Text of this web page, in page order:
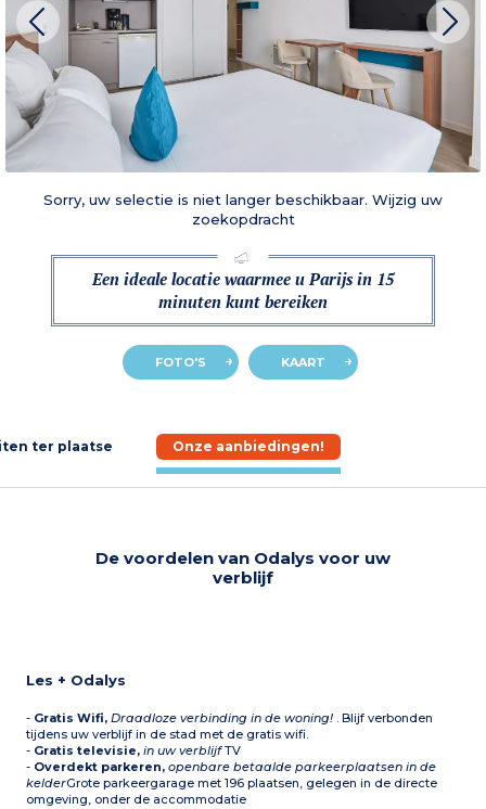
Sorry, uw selectie is niet langer beschikbaar. Wijzig uw
zoekopdracht
Een ideale locatie waarmee u Parijs in 15
minuten kunt bereiken
FOTO'S KAART
ter plaatse Onze aanbiedingen!
De voordelen van Odalys voor uw
verblijf
Les + Odalys
- Gratis Wifi,Draadloze verbinding in de woning! . Blijf verbonden
tijdens uw verblijf in de stad met de gratis wifi.
- Gratis televisie,in uw verblijfTV
- Overdekt parkeren,openbare betaalde parkeerplaatsen in de
kelderGrote parkeergarage met 196 plaatsen, gelegen in de directe
omgeving, onder de accommodatie